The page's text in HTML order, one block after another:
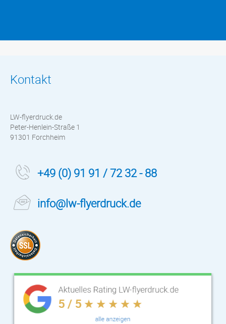
Kontakt
LW-flyerdruck.de
Peter-Henlein-Straße 1
91301 Forchheim
+49 (0) 91 91 / 72 32 - 88
info@lw-flyerdruck.de